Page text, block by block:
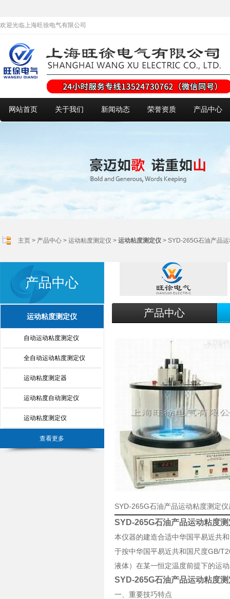
欢迎光临上海旺徐电气有限公司
网站首页 关于我们 新闻动态 荣誉资质 产品中心
主页 > 产品中心 > 运动粘度测定仪 > 运动粘度测定仪 > SYD-265G石油产品
产品中心
运动粘度测定仪
自动运动粘度测定仪
全自动运动粘度测定仪
运动粘度测定器
运动粘度自动测定仪
运动粘度测定仪
查看更多
产品中心
SYD-265G石油产品运动粘度测定
SYD-265G石油产品运动粘度
本仪器的建造合适中华国平易近共
于按中华国平易近共和国尺度GB/
液体）在某一恒定温度前提下的运
SYD-265G石油产品运动粘度
一、重要技巧特点